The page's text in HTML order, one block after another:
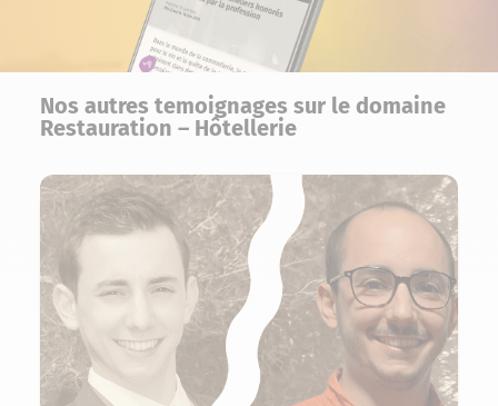
Nos autres temoignages sur le domaine
Restauration – Hôtellerie